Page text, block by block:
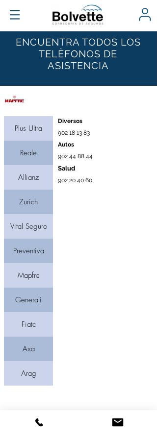
ENCUENTRA TODOS LOS
TELÈFONOS DE
ASISTENCIA
Compañía
Plus Ultra
Reale
Allianz
Zurich
Vital Seguro
Preventiva
Mapfre
Generali
Fiatc
Axa
Arag
Diversos
902 18 13 83
Autos
902 44 88 44
Salud
902 20 40 60
© 2019 Bolvette S.L, Correduría de Seguros